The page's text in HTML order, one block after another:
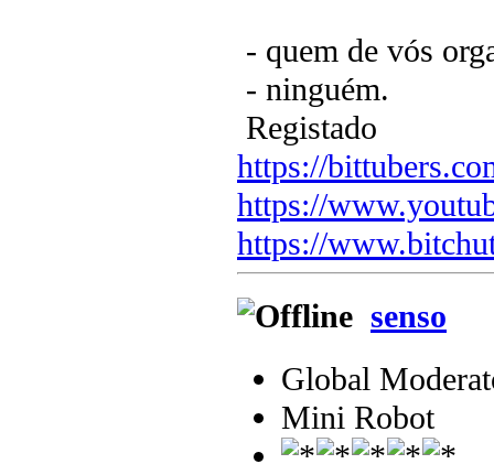
- quem de vós
- ninguém.
Registado
https://
https://
https://
senso
Global
Mini Robot